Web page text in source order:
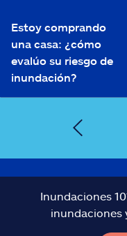
Estoy comprando
una casa: ¿cómo
evalúo su riesgo de
inundación?
Inundaciones
inundaciones